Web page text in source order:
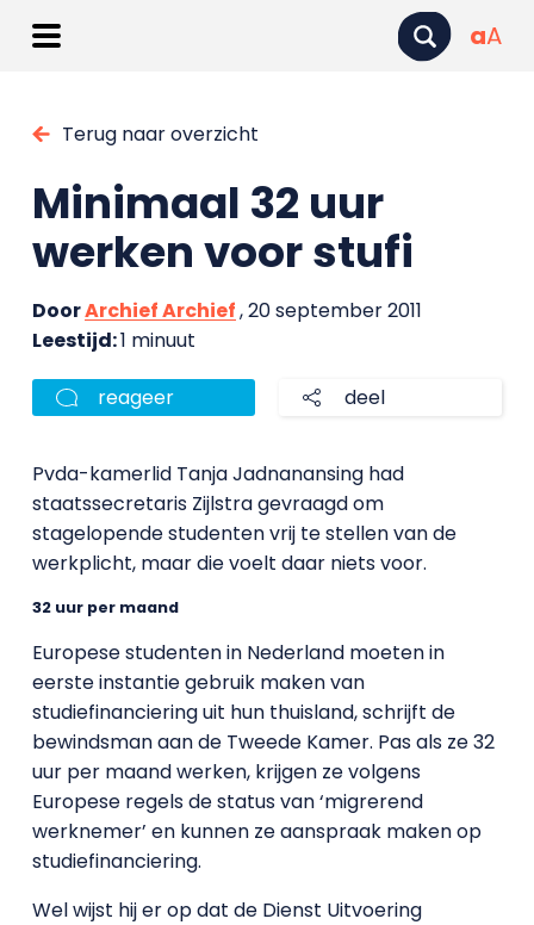
aA
Terug naar overzicht
Minimaal 32 uur
werken voor stufi
DoorArchief Archief, 20 september 2011
Leestijd:1 minuut
reageer deel
Pvda-kamerlid Tanja Jadnanansing had
staatssecretaris Zijlstra gevraagd om
stagelopende studenten vrij te stellen van de
werkplicht, maar die voelt daar niets voor.
32 uur per maand
Europese studenten in Nederland moeten in
eerste instantie gebruik maken van
studiefinanciering uit hun thuisland, schrijft de
bewindsman aan de Tweede Kamer. Pas als ze 32
uur per maand werken, krijgen ze volgens
Europese regels de status van ‘migrerend
werknemer’ en kunnen ze aanspraak maken op
studiefinanciering.
Wel wijst hij er op dat de Dienst Uitvoering